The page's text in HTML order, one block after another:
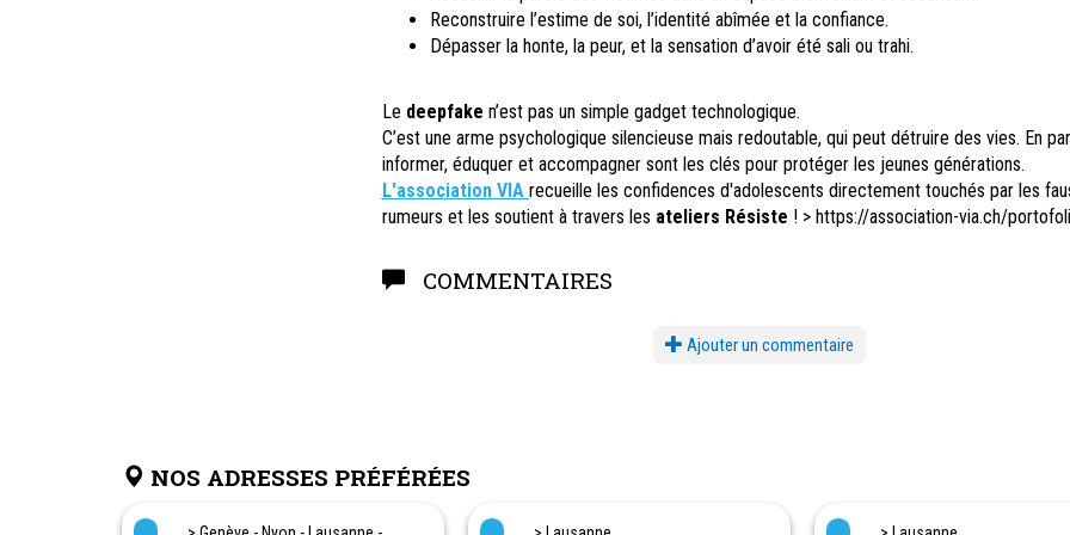
Reconstruire l’estime de soi, l’identité abîmée et la confiance.
Dépasser la honte, la peur, et la sensation d’avoir été sali ou trahi.
Le deepfake n’est pas un simple gadget technologique.
C’est une arme psychologique silencieuse mais redoutable, qui peut détruire des vies. En
informer, éduquer et accompagner sont les clés pour protéger les jeunes générations.
L'association VIA recueille les confidences d'adolescents directement touchés par les
rumeurs et les soutient à travers les ateliers Résiste ! > https://association-via.ch/
COMMENTAIRES
Ajouter un commentaire
NOS ADRESSES PRÉFÉRÉES